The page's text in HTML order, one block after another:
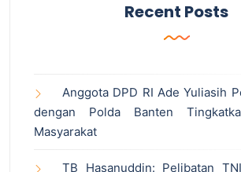
Recent Posts
Anggota DPD RI Ade Yuliasih
dengan Polda Banten
Masyarakat
TB Hasanuddin: Pelibatan